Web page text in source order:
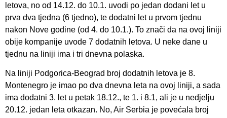
letova, no od 14.12. do 10.1. uvodi po jedan dodani let u
prva dva tjedna (6 tjedno), te dodatni let u prvom tjednu
nakon Nove godine (od 4. do 10.1.). To znači da na ovoj liniji
obije kompanije uvode 7 dodatnih letova. U neke dane u
tjednu na liniji ima i tri dnevna polaska.
Na liniji Podgorica-Beograd broj dodatnih letova je 8.
Montenegro je imao po dva dnevna leta na ovoj liniji, a sada
ima dodatni 3. let u petak 18.12., te 1. i 8.1, ali je u nedjelju
20.12. jedan leta otkazan. No, Air Serbia je povećala broj